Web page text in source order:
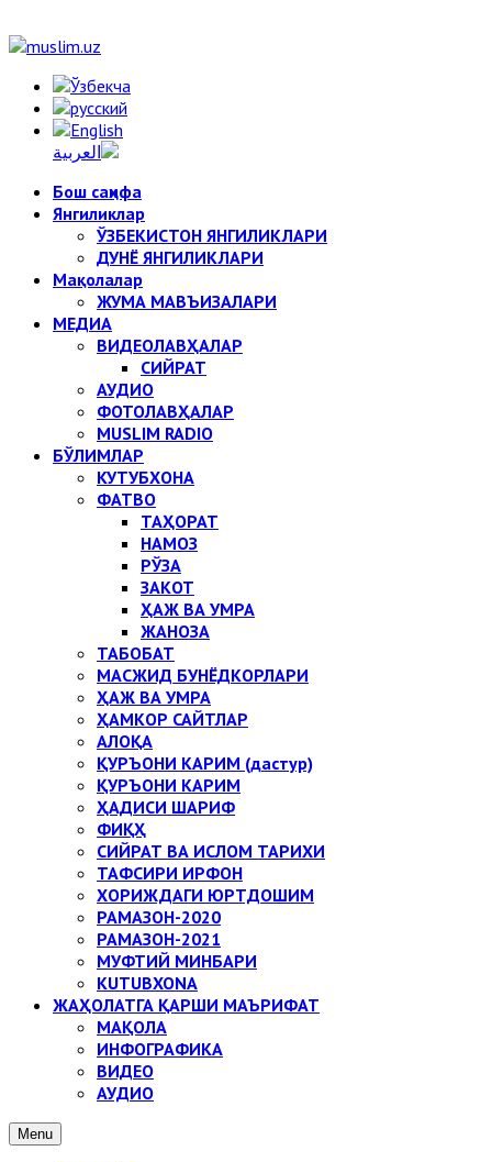
Бош саҳифа
Янгиликлар
ЎЗБЕКИСТОН ЯНГИЛИКЛАРИ
ДУНЁ ЯНГИЛИКЛАРИ
Мақолалар
ЖУМА МАВЪИЗАЛАРИ
МЕДИА
ВИДЕОЛАВҲАЛАР
СИЙРАТ
АУДИО
ФОТОЛАВҲАЛАР
MUSLIM RADIO
БЎЛИМЛАР
КУТУБХОНА
ФАТВО
ТАҲОРАТ
НАМОЗ
РЎЗА
ЗАКОТ
ҲАЖ ВА УМРА
ЖАНОЗА
ТАБОБАТ
МАСЖИД БУНЁДКОРЛАРИ
ҲАЖ ВА УМРА
ҲАМКОР САЙТЛАР
АЛОҚА
ҚУРЪОНИ КАРИМ (дастур)
ҚУРЪОНИ КАРИМ
ҲАДИСИ ШАРИФ
ФИҚҲ
СИЙРАТ ВА ИСЛОМ ТАРИХИ
ТАФСИРИ ИРФОН
ХОРИЖДАГИ ЮРТДОШИМ
РАМАЗОН-2020
РАМАЗОН-2021
МУФТИЙ МИНБАРИ
KUTUBXONA
ЖАҲОЛАТГА ҚАРШИ МАЪРИФАТ
МАҚОЛА
ИНФОГРАФИКА
ВИДЕО
АУДИО
Menu